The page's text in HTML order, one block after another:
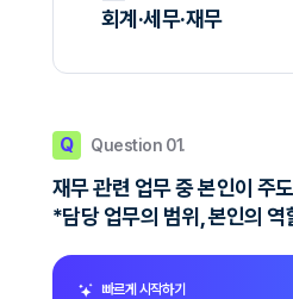
회계·세무·재무
Q Question 01.
재무 관련 업무 중 본인이 주
*담당 업무의 범위, 본인의
빠르게 시작하기